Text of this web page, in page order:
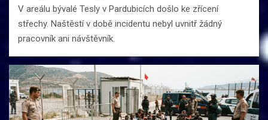
V areálu bývalé Tesly v Pardubicích došlo ke zřícení
střechy. Naštěstí v době incidentu nebyl uvnitř žádný
pracovník ani návštěvník.